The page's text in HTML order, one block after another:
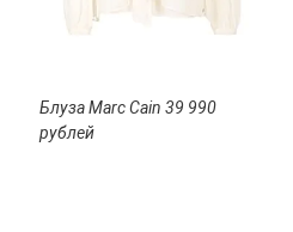
Блуза Marc Cain 39 990
рублей